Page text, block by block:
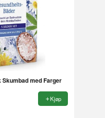
med Farger
Kjøp